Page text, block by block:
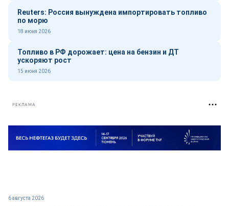
Reuters: Россия вынуждена импортировать топливо
по морю
18 июня 2026
Топливо в РФ дорожает: цена на бензин и ДТ
ускоряют рост
15 июня 2026
РЕКЛАМА
6 августа 2026